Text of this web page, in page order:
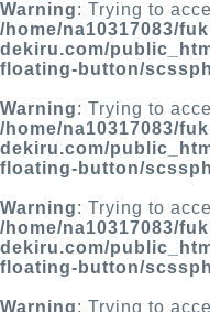
Warning: Trying to
/home/na10317083/
dekiru.com/
floating-button/
Warning: Trying to
/home/na10317083/
dekiru.com/
floating-button/
Warning: Trying to
/home/na10317083/
dekiru.com/
floating-button/
Warning: Trying to